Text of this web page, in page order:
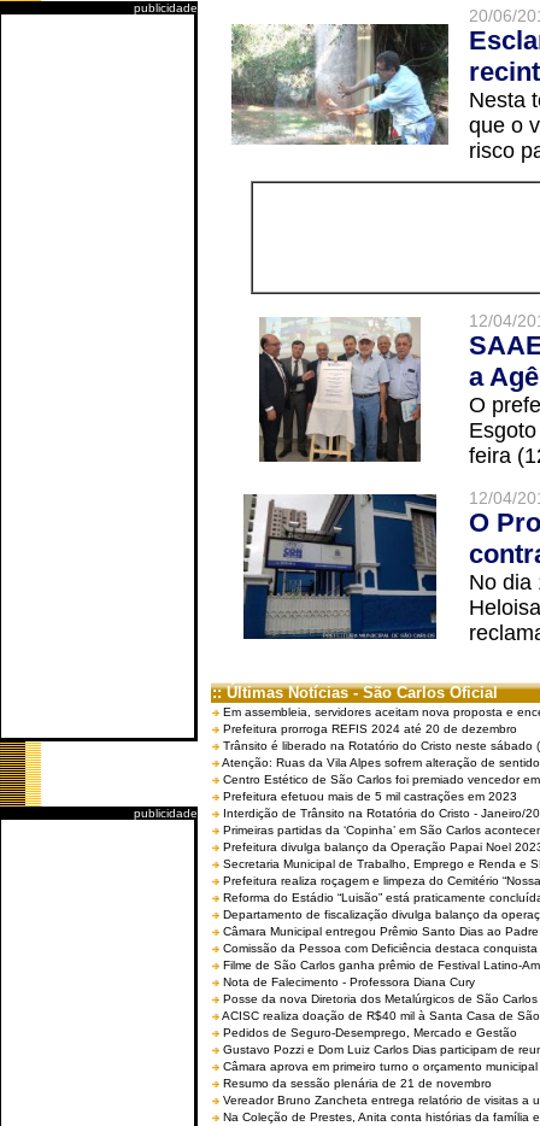
publicidade
publicidade
20/06/
Nesta
que o
risco
12/04/
a
O
feira
12/04/
O
No dia
:: Últimas Notícias - São Carlos Oficial
Em assembleia, servidores aceitam nova proposta e
Prefeitura prorroga REFIS 2024 até 20 de dezembro
Trânsito é liberado na Rotatório do Cristo neste sábado
Atenção: Ruas da Vila Alpes sofrem alteração de
Centro Estético de São Carlos foi premiado vencedor
Prefeitura efetuou mais de 5 mil castrações em 2023
Interdição de Trânsito na Rotatória do Cristo - Janeiro/
Primeiras partidas da ‘Copinha’ em São Carlos
Prefeitura divulga balanço da Operação Papai Noel
Secretaria Municipal de Trabalho, Emprego e Renda e
Prefeitura realiza roçagem e limpeza do Cemitério
Reforma do Estádio “Luisão” está praticamente
Departamento de fiscalização divulga balanço da
Câmara Municipal entregou Prêmio Santo Dias ao
Comissão da Pessoa com Deficiência destaca
Filme de São Carlos ganha prêmio de Festival Latino-
Nota de Falecimento - Professora Diana Cury
Posse da nova Diretoria dos Metalúrgicos de São
ACISC realiza doação de R$40 mil à Santa Casa de
Pedidos de Seguro-Desemprego, Mercado e Gestão
Gustavo Pozzi e Dom Luiz Carlos Dias participam de
Câmara aprova em primeiro turno o orçamento
Resumo da sessão plenária de 21 de novembro
Vereador Bruno Zancheta entrega relatório de visitas a
Na Coleção de Prestes, Anita conta histórias da família